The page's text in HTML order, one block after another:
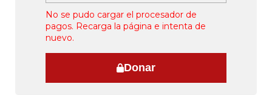
No se pudo cargar el procesador de
pagos. Recarga la página e intenta de
nuevo.
Donar